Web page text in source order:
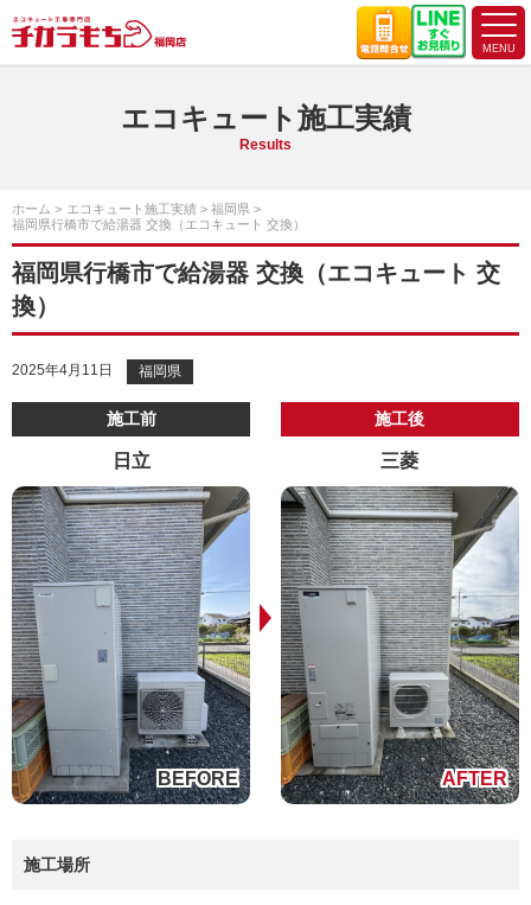
エコキュート施工実績
Results
ホーム エコキュート施工実績
福岡県
福岡県行橋市で給湯器 交換（エコキュート 交換）
福岡県行橋市で給湯器 交換（エコキュート 交
換）
2025年4月11日 福岡県
施工前
日立
施工後
三菱
施工場所